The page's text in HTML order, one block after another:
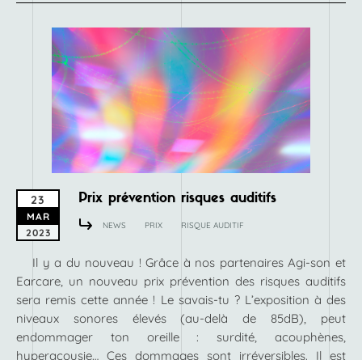
23
MAR
2023
Prix prévention risques auditifs
NEWS PRIX RISQUE AUDITIF
Il y a du nouveau ! Grâce à nos partenaires Agi-son et
Earcare, un nouveau prix prévention des risques auditifs
sera remis cette année ! Le savais-tu ? L’exposition à des
niveaux sonores élevés (au-delà de 85dB), peut
endommager ton oreille : surdité, acouphènes,
hyperacousie… Ces dommages sont irréversibles. Il est